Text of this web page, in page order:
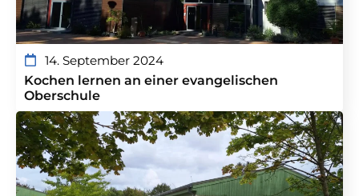
14. September 2024
Kochen lernen an einer evangelischen
Oberschule